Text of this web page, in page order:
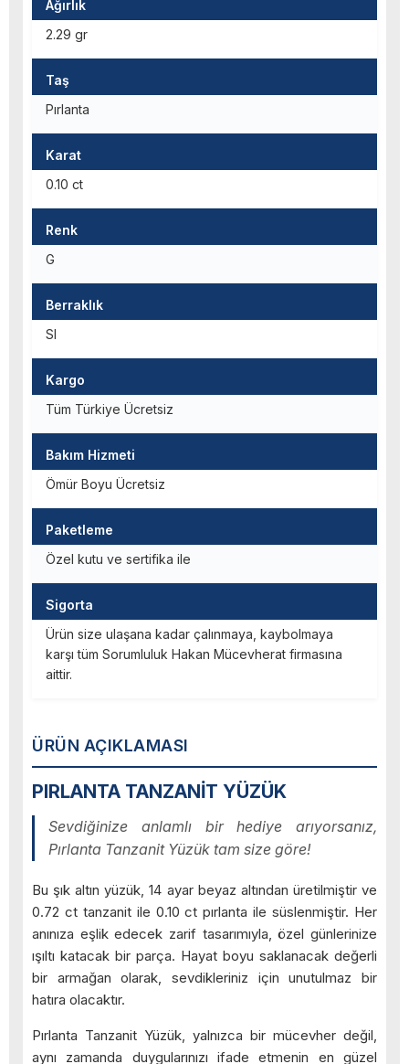
ÜRÜN AÇIKLAMASI
PIRLANTA TANZANİT YÜZÜK
Sevdiğinize anlamlı bir hediye arıyorsanız,
Pırlanta Tanzanit Yüzük tam size göre!
Bu şık altın yüzük, 14 ayar beyaz altından üretilmiştir ve
0.72 ct tanzanit ile 0.10 ct pırlanta ile süslenmiştir. Her
anınıza eşlik edecek zarif tasarımıyla, özel günlerinize
ışıltı katacak bir parça. Hayat boyu saklanacak değerli
bir armağan olarak, sevdikleriniz için unutulmaz bir
hatıra olacaktır.
Pırlanta Tanzanit Yüzük, yalnızca bir mücevher değil,
aynı zamanda duygularınızı ifade etmenin en güzel
Ağırlık
2.29 gr
Taş
Pırlanta
Karat
0.10 ct
Renk
G
Berraklık
SI
Kargo
Tüm Türkiye Ücretsiz
Bakım Hizmeti
Ömür Boyu Ücretsiz
Paketleme
Özel kutu ve sertifika ile
Sigorta
Ürün size ulaşana kadar çalınmaya, kaybolmaya
karşı tüm Sorumluluk Hakan Mücevherat firmasına
aittir.